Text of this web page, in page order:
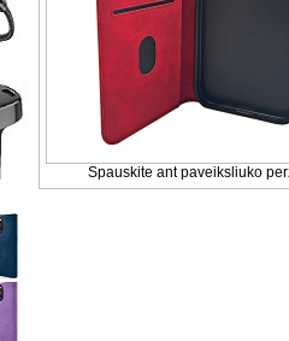
Spauskite ant paveiksliuko